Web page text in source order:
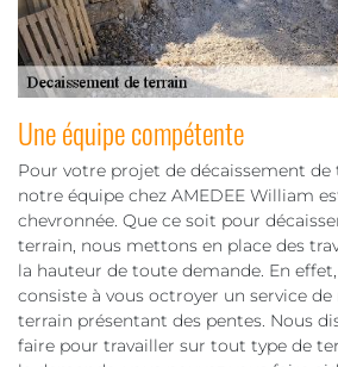
Une équipe compétente
Pour votre projet de décaissement de
notre équipe chez AMEDEE William
chevronnée. Que ce soit pour
terrain, nous mettons en place des
la hauteur de toute demande. En
consiste à vous octroyer un service
terrain présentant des pentes. Nous
faire pour travailler sur tout type de